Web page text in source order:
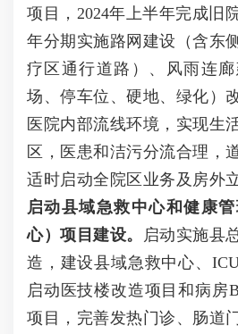
项目，2024年上半年完成旧
年分期实施路网建设（含东
疗区通行道路）、风雨连
场、停车位、硬地、绿化）
医院内部流线环境，实现生
区，医患和洁污分流合理，
适时启动全院区业务及房外
启动县域急救中心和健康
心）项目建设。
启动实施县
造，建设县域急救中心、
启动医技楼改造项目和病房
项目，完善发热门诊、肠道